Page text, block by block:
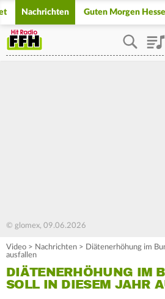
Nachrichten Guten Morgen
© glomex, 09.06.2026
Video > Nachrichten > Diätenerhöhung im
ausfallen
DIÄTENERHÖHUNG IM
SOLL IN DIESEM JAHR